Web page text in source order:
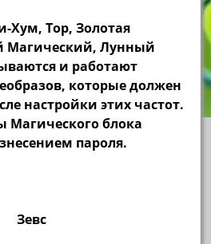
Хум, Тор, Золотая
Магический, Лунный
и работают
которые должен
настройки этих частот.
Магического блока
пароля.
Зевс